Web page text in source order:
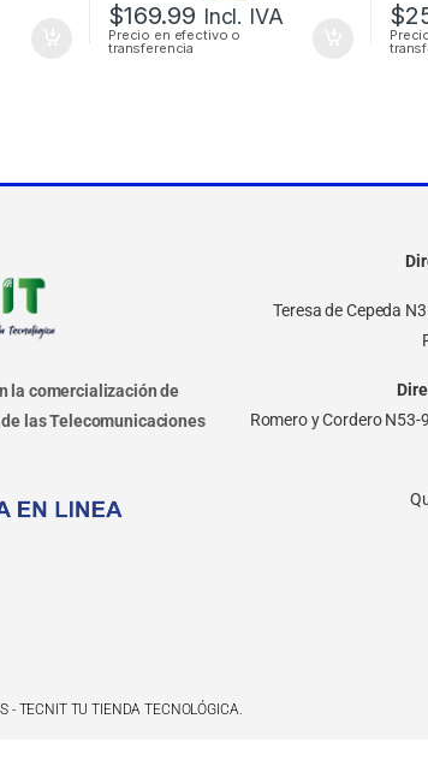
$169.99 Incl. IVA
Precio en efectivo o
transferencia
$
la comercialización de
las Telecomunicaciones
Teresa de Cepeda
Romero y Cordero
- TECNIT TU TIENDA TECNOLÓGICA.